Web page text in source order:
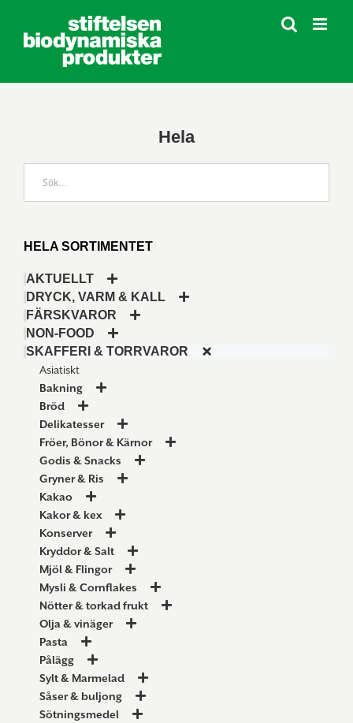
innehållet
Hela
HELA SORTIMENTET
AKTUELLT
DRYCK, VARM & KALL
FÄRSKVAROR
NON-FOOD
SKAFFERI & TORRVAROR
Asiatiskt
Bakning
Bröd
Delikatesser
Fröer, Bönor & Kärnor
Godis & Snacks
Gryner & Ris
Kakao
Kakor & kex
Konserver
Kryddor & Salt
Mjöl & Flingor
Mysli & Cornflakes
Nötter & torkad frukt
Olja & vinäger
Pasta
Pålägg
Sylt & Marmelad
Såser & buljong
Sötningsmedel